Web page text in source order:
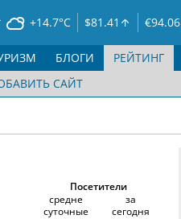
+14.7°C $81.41 €94.06
БЛОГИ
РЕЙТИНГ
САЙТ
Посетители
cредне
суточные
за
сегодня